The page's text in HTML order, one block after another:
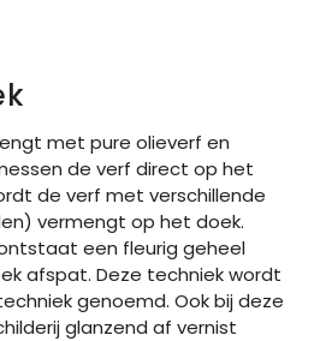
met pure olieverf en
de verf direct op het
de verf met verschillende
vermengt op het doek.
een fleurig geheel
afspat. Deze techniek wordt
genoemd. Ook bij deze
glanzend af vernist